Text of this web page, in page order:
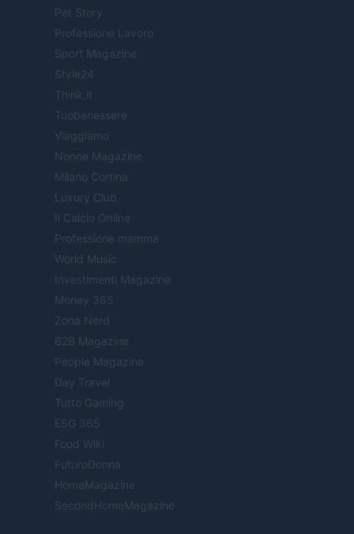
Pet Story
Professione Lavoro
Sport Magazine
Style24
Think.it
Tuobenessere
Viaggiamo
Nonne Magazine
Milano Cortina
Luxury Club
Il Calcio Online
Professione mamma
World Music
Investimenti Magazine
Money 365
Zona Nerd
B2B Magazine
People Magazine
Day Travel
Tutto Gaming
ESG 365
Food Wiki
FuturoDonna
HomeMagazine
SecondHomeMagazine